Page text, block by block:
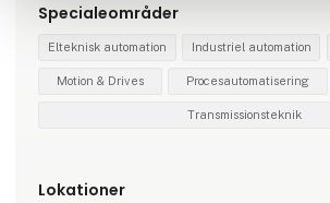
Specialeområder
Elteknisk automation Industriel automation
Motion & Drives Procesautomatisering
Transmissionsteknik
Lokationer